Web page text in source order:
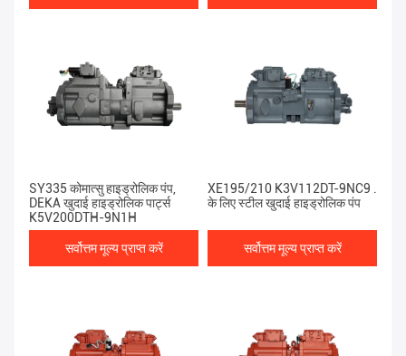
SY335 कोमात्सु हाइड्रोलिक पंप,
DEKA खुदाई हाइड्रोलिक पार्ट्स
K5V200DTH-9N1H
सर्वोत्तम मूल्य प्राप्त करें
XE195/210 K3V112DT-9NC9 .
के लिए स्टील खुदाई हाइड्रोलिक पंप
सर्वोत्तम मूल्य प्राप्त करें